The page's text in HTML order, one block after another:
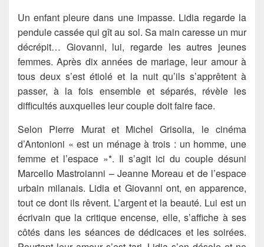
Un enfant pleure dans une impasse. Lidia regarde la
pendule cassée qui gît au sol. Sa main caresse un mur
décrépit… Giovanni, lui, regarde les autres jeunes
femmes. Après dix années de mariage, leur amour à
tous deux s’est étiolé et la nuit qu’ils s’apprêtent à
passer, à la fois ensemble et séparés, révèle les
difficultés auxquelles leur couple doit faire face.
Selon Pierre Murat et Michel Grisolia, le cinéma
d’Antonioni « est un ménage à trois : un homme, une
femme et l’espace »*. Il s’agit ici du couple désuni
Marcello Mastroianni – Jeanne Moreau et de l’espace
urbain milanais. Lidia et Giovanni ont, en apparence,
tout ce dont ils rêvent. L’argent et la beauté. Lui est un
écrivain que la critique encense, elle, s’affiche à ses
côtés dans les séances de dédicaces et les soirées.